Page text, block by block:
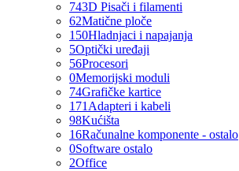
743D Pisači i filamenti
62Matične ploče
150Hladnjaci i napajanja
5Optički uređaji
56Procesori
0Memorijski moduli
74Grafičke kartice
171 Adapteri i kabeli
98Kućišta
16Računalne komponente - ostalo
0Software ostalo
2Office